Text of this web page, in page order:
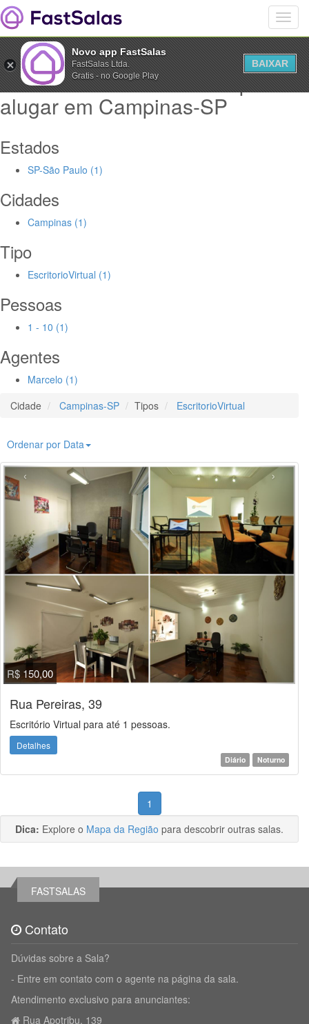
Salas de EscritorioVirtual para
alugar em Campinas-SP
Estados
SP-São Paulo (1)
Cidades
Campinas (1)
Tipo
EscritorioVirtual (1)
Pessoas
1 - 10 (1)
Agentes
Marcelo (1)
Cidade
Campinas-SP Tipos EscritorioVirtual
Ordenar por Data
R$ 150,00
‹ ›
Rua Pereiras, 39
Escritório Virtual para até 1 pessoas.
Detalhes
Diário Noturno
1
Dica: Explore o Mapa da Região para descobrir outras salas.
FASTSALAS
Contato
Dúvidas sobre a Sala?
- Entre em contato com o agente na página da sala.
Atendimento exclusivo para anunciantes:
Rua Apotribu, 139
Novo app FastSalas
FastSalas Ltda.
Gratis - no Google Play
BAIXAR